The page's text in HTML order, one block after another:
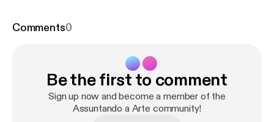
instagram - Livre “Repentina” com Ana Barroso a
arte comigo aqui: - Instagram: @assuntandoaarte -
E-mail: assuntandoaarte@gmail.com
[assuntandoaarte@gmail.com]
Comments0
Be the first to comment
Sign up now and become a member of the
Assuntando a Arte community!